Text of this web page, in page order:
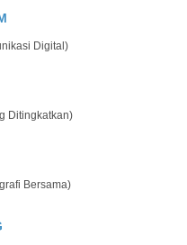
Digital)
Ditingkatkan)
Bersama)